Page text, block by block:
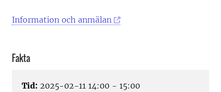
Information och anmälan
Fakta
Tid: 2025-02-11 14:00 - 15:00